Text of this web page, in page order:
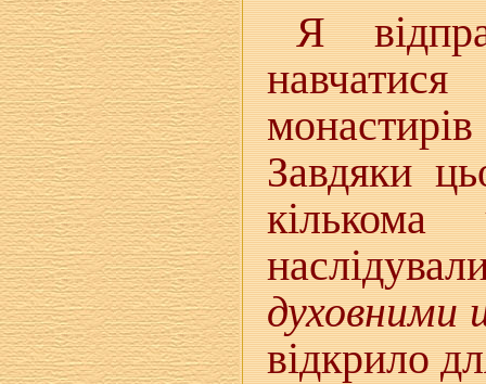
Я
Завдяки
духовними
відкрило